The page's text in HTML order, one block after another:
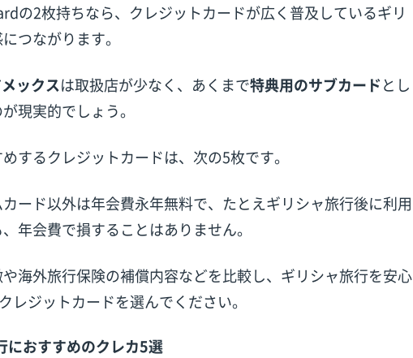
の2枚持ちなら、クレジットカードが広く普及しているギリ
つながります。
ックスは取扱店が少なく、あくまで特典用のサブカードとし
現実的でしょう。
するクレジットカードは、次の5枚です。
ード以外は年会費永年無料で、たとえギリシャ旅行後に利用
年会費で損することはありません。
海外旅行保険の補償内容などを比較し、ギリシャ旅行を安心
レジットカードを選んでください。
におすすめのクレカ5選